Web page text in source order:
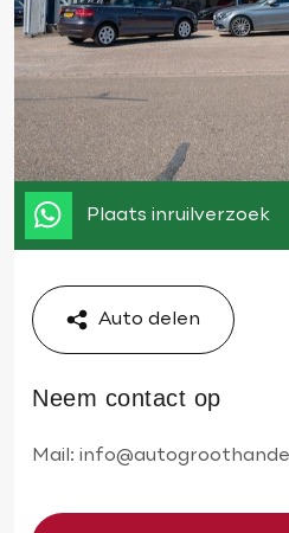
Plaats inruilverzoek
Auto delen
Neem contact op
Mail: